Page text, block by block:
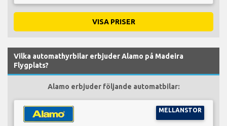
VISA PRISER
Vilka automathyrbilar erbjuder Alamo på Madeira
Flygplats?
Alamo erbjuder följande automatbilar:
MELLANSTOR